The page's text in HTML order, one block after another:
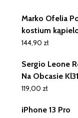
Marko Ofelia
kostium
144,90 zł
Sergio Leone
Na Obcasie
119,00 zł
iPhone 13 Pro